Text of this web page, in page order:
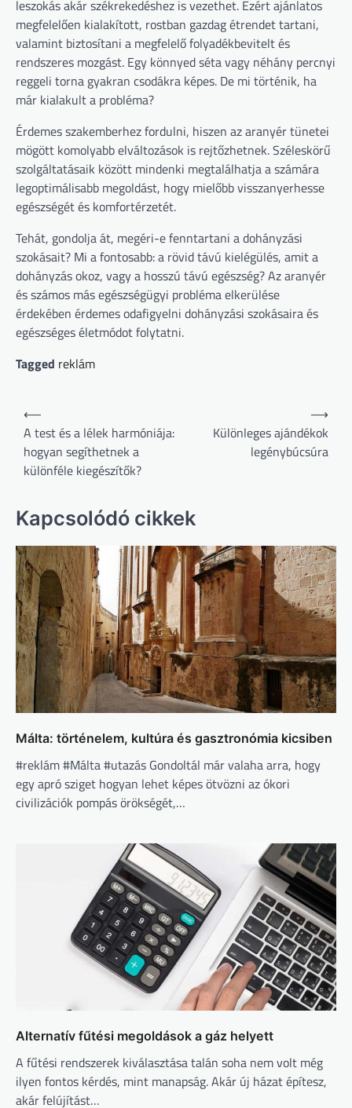
leszokás akár székrekedéshez is vezethet. Ezért ajánlatos
megfelelően kialakított, rostban gazdag étrendet tartani,
valamint biztosítani a megfelelő folyadékbevitelt és
rendszeres mozgást. Egy könnyed séta vagy néhány percnyi
reggeli torna gyakran csodákra képes. De mi történik, ha
már kialakult a probléma?
Érdemes szakemberhez fordulni, hiszen az aranyér tünetei
mögött komolyabb elváltozások is rejtőzhetnek. Széleskörű
szolgáltatásaik között mindenki megtalálhatja a számára
legoptimálisabb megoldást, hogy mielőbb visszanyerhesse
egészségét és komfortérzetét.
Tehát, gondolja át, megéri-e fenntartani a dohányzási
szokásait? Mi a fontosabb: a rövid távú kielégülés, amit a
dohányzás okoz, vagy a hosszú távú egészség? Az aranyér
és számos más egészségügyi probléma elkerülése
érdekében érdemes odafigyelni dohányzási szokásaira és
egészséges életmódot folytatni.
Tagged reklám
Bejegyzés
navigáció
⟵
A test és a lélek harmóniája:
hogyan segíthetnek a
különféle kiegészítők?
Különleges ajándékok
legénybúcsúra
⟶
Kapcsolódó cikkek
Málta: történelem, kultúra és gasztronómia kicsiben
#reklám #Málta #utazás Gondoltál már valaha arra, hogy
egy apró sziget hogyan lehet képes ötvözni az ókori
civilizációk pompás örökségét,…
Alternatív fűtési megoldások a gáz helyett
A fűtési rendszerek kiválasztása talán soha nem volt még
ilyen fontos kérdés, mint manapság. Akár új házat építesz,
akár felújítást…